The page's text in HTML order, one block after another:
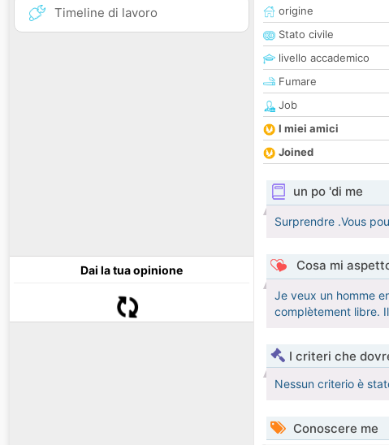
Timeline di lavoro
Dai la tua opinione
origine
Stato civile
livello accademico
Fumare
Job
I miei amici
Joined
un po 'di me
Surprendre .Vous
Cosa mi
Je veux un homme
complètement libre.
I criteri che
Nessun criterio è
Conoscere me